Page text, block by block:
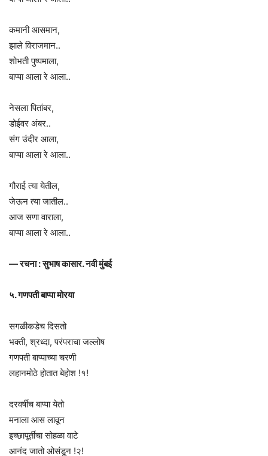
कमानी आसमान,
झाले विराजमान..
शोभती पुष्पमाला,
बाप्पा आला रे आला..
नेसला पितांबर,
डोईवर अंबर..
संग उंदीर आला,
बाप्पा आला रे आला..
गौराई त्या येतील,
जेऊन त्या जातील..
आज सणा वाराला,
बाप्पा आला रे आला..
— रचना : सुभाष कासार. नवी मुंबई
५. गणपती बाप्पा मोरया
सगळीकडेच दिसतो
भक्ती, श्रध्दा, परंपराचा जल्लोष
गणपती बाप्पाच्या चरणी
लहानमोठे होतात बेहोश !१!
दरवर्षीच बाप्पा येतो
मनाला आस लावून
इच्छापूर्तीचा सोहळा वाटे
आनंद जातो ओसंडून !२!